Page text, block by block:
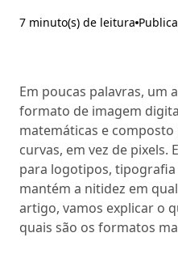
7 minuto(s) de leitura
Em poucas palavras, um
formato de imagem
matemáticas e
curvas, em vez de pixels.
para logotipos,
mantém a nitidez em
artigo, vamos explicar o
quais são os formatos